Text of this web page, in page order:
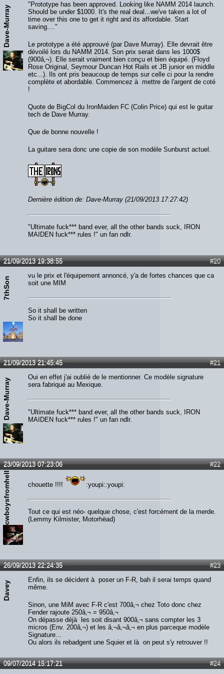
Dave-Murray
"Prototype has been approved. Looking like NAMM 2014 launch.
Should be under $1000. It's the real deal...we've taken a lot of
time over this one to get it right and its affordable. Start
saving...."
Le prototype a été approuvé (par Dave Murray). Elle devrait être
dévoilé lors du NAMM 2014. Son prix serait dans les 1000$
(900â‚¬). Elle serait vraiment bien conçu et bien équipé. (Floyd
Rose Original, Seymour Duncan Hot Rails et JB junior en middle
etc...). Ils ont pris beaucoup de temps sur celle ci pour la rendre
complète et abordable. Commencez à mettre de l'argent de coté
!
Quote de BigCol du IronMaiden FC (Colin Price) qui est le guitar
tech de Dave Murray.
Que de bonne nouvelle !
La guitare sera donc une copie de son modèle Sunburst actuel.
Dernière édition de: Dave-Murray (21/09/2013 17:27:42)
"Ultimate fuck*** band ever, all the other bands suck, IRON
MAIDEN fuck*** rules !" un fan ndlr.
#20
21/09/2013 19:38:55
7thSon
vu le prix et l'équipement annoncé, y'a de fortes chances que ca
soit une MIM
So it shall be written
So it shall be done
#21
21/09/2013 21:45:45
Dave-Murray
Oui en effet j'ai oublié de le mentionner. Ce modèle signature
sera fabriqué au Mexique.
"Ultimate fuck*** band ever, all the other bands suck, IRON
MAIDEN fuck*** rules !" un fan ndlr.
#22
23/09/2013 07:23:06
cwboysfromhell chouette !!!! :youpi::youpi:
Tout ce qui est néo- quelque chose, c'est forcément de la merde.
(Lemmy Kilmister, Motorhëad)
#23
26/09/2013 22:24:35
Davey
Enfin, ils se décident à poser un F-R, bah il serai temps quand
même.
Sinon, une MiM avec F-R c'est 700â‚¬ chez Toto donc chez
Fender rajoute 250â‚¬ = 950â‚¬
On dépasse déjà les soit disant 900â‚¬ sans compter les 3
micros (Env. 200â‚¬) et les â‚¬â‚¬â‚¬ en plus parceque modèle
Signature...
Ou alors ils rebadgent une Squier et là on peut s'y retrouver !!
#24
09/07/2014 15:17:21